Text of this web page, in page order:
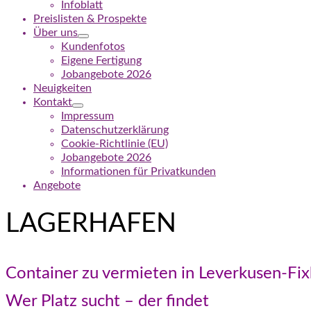
Infoblatt
Preislisten & Prospekte
Über uns
Kundenfotos
Eigene Fertigung
Jobangebote 2026
Neuigkeiten
Kontakt
Impressum
Datenschutzerklärung
Cookie-Richtlinie (EU)
Jobangebote 2026
Informationen für Privatkunden
Angebote
LAGERHAFEN
Container zu vermieten in Leverkusen-
Wer Platz sucht – der findet